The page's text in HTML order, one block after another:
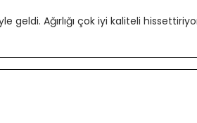
geldi. Ağırlığı çok iyi kaliteli